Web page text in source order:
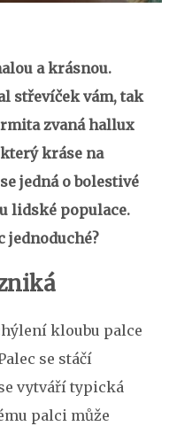
a krásnou.
střevíček vám, tak
zvaná hallux
kráse na
jedná o bolestivé
lidské populace.
jednoduché?
kloubu palce
se stáčí
vytváří typická
palci může